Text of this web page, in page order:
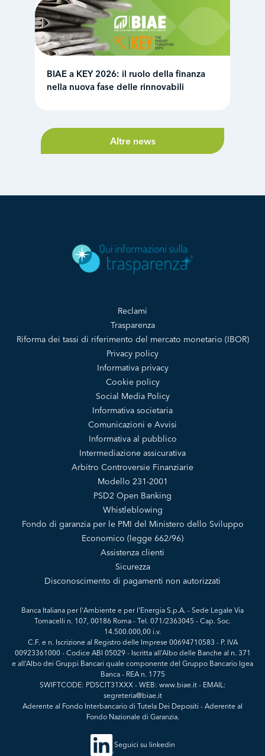
BIAE a KEY 2026: il ruolo della finanza
nella nuova fase delle rinnovabili
Altre news
Reclami
Trasparenza
Riforma dei tassi di riferimento del mercato monetario (IBOR)
Privacy policy
Informativa privacy
Cookie policy
Social Media Policy
Informativa societaria
Comunicazioni e Avvisi
Informativa al pubblico
Intermediazione assicurativa
Arbitro Controversie Finanziarie
Modello 231-2001
PSD2 Open Banking
Whistleblowing
Fondo di garanzia per le PMI del Ministero dello Sviluppo
Economico (legge 662/96)
Assistenza clienti
Sicurezza
Disconoscimento di pagamenti non autorizzati
Banca Italiana per l'Ambiente e per l'Energia S.p.A. - Sede Legale Via
Tomacelli n. 107, 00186 Roma - Tel. 071/2363045 - Cap. Soc.
14.500.000,00 i.v.
C.F. e n. Iscrizione al Registro delle Imprese 00694710583 - P. IVA
00923361000 - Codice ABI 05029 - Iscritta all’Albo delle Banche al n. 371
e all’Albo dei Gruppi Bancari quale componente del Gruppo Bancario Igea
Banca - REA n. 1775
SWIFTCODE: PDSCIT31XXX - WEB: www.biae.it - EMAIL:
segreteria@biae.it
Aderente al Fondo Interbancario di Tutela Dei Depositi - Aderente al
Fondo Nazionale di Garanzia.
Seguici su linkedin